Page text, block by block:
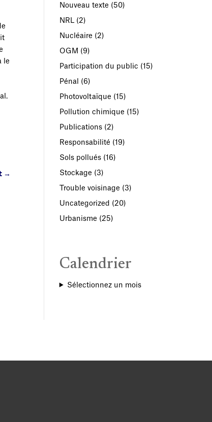
le
→
Nouveau texte (50)
NRL(2)
Nucléaire (2)
OGM (9)
Participation du public (15)
Pénal (6)
Photovoltaïque (15)
Pollution chimique (15)
Publications(2)
Responsabilité (19)
Sols pollués(16)
Stockage (3)
Trouble voisinage (3)
Uncategorized (20)
Urbanisme (25)
Calendrier
Sélectionnez un mois